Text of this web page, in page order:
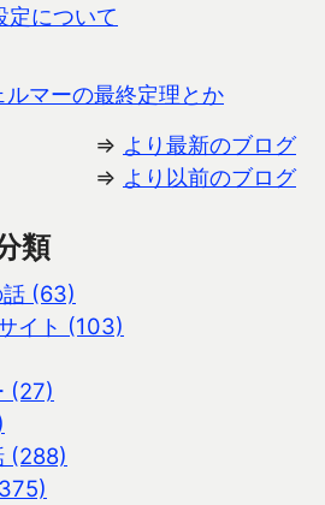
定について
ルマーの最終定理とか
⇒ より最新のブログ
⇒ より以前のブログ
類
話 (63)
イト (103)
(27)
(288)